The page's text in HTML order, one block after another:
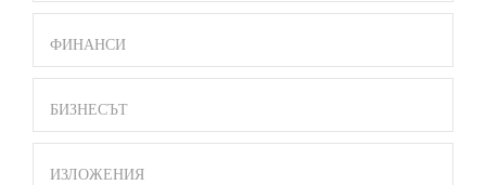
ФИНАНСИ
БИЗНЕСЪТ
ИЗЛОЖЕНИЯ